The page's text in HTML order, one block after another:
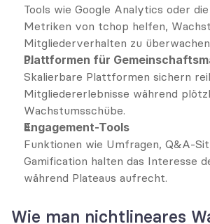
Tools wie Google Analytics oder
Metriken von tchop helfen,
Mitgliederverhalten zu
Plattformen für
Skalierbare Plattformen sichern
Mitgliedererlebnisse während
Wachstumsschübe.
Engagement-Tools
Funktionen wie Umfragen, Q&A-
Gamification halten das Interesse
während Plateaus aufrecht.
Wie man nichtlineares